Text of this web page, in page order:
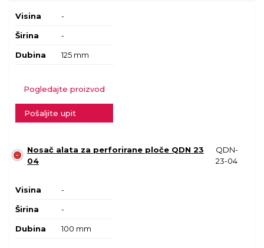
Visina -
Širina -
Dubina 125 mm
Pogledajte proizvod
Pošaljite upit
Nosač alata za perforirane ploče QDN 23
04
QDN-
23-04
Visina -
Širina -
Dubina 100 mm